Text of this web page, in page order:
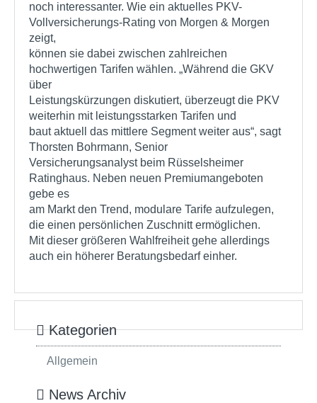
noch interessanter. Wie ein aktuelles PKV-
Vollversicherungs-Rating von Morgen & Morgen
zeigt,
können sie dabei zwischen zahlreichen
hochwertigen Tarifen wählen. „Während die GKV
über
Leistungskürzungen diskutiert, überzeugt die PKV
weiterhin mit leistungsstarken Tarifen und
baut aktuell das mittlere Segment weiter aus“, sagt
Thorsten Bohrmann, Senior
Versicherungsanalyst beim Rüsselsheimer
Ratinghaus. Neben neuen Premiumangeboten
gebe es
am Markt den Trend, modulare Tarife aufzulegen,
die einen persönlichen Zuschnitt ermöglichen.
Mit dieser größeren Wahlfreiheit gehe allerdings
auch ein höherer Beratungsbedarf einher.
Kategorien
Allgemein
News Archiv